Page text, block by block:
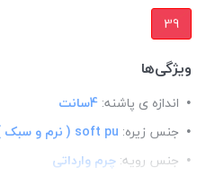
39
ویژگی‌ها
اندازه ی پاشنه: 4سانت
جنس زیره: soft pu ( نرم و سبک )
جنس رویه: چرم وارداتی